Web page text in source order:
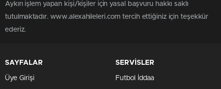
Aykırı işlem yapan kişi/kişiler için yasal başvuru hakkı saklı
tutulmaktadır. www.alexahileleri.com tercih ettiğiniz için teşekkür
ederiz.
SAYFALAR
Üye Girişi
SERVİSLER
Futbol İddaa